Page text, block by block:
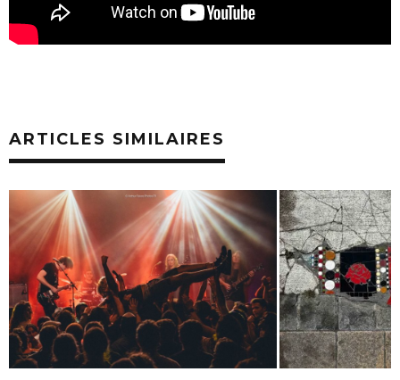
ARTICLES SIMILAIRES